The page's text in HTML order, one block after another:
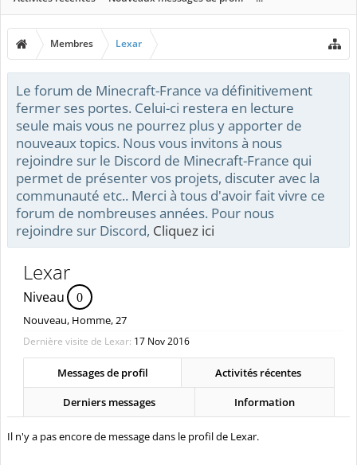
Membres Lexar
Le forum de Minecraft-France va définitivement
fermer ses portes. Celui-ci restera en lecture
seule mais vous ne pourrez plus y apporter de
nouveaux topics. Nous vous invitons à nous
rejoindre sur le Discord de Minecraft-France qui
permet de présenter vos projets, discuter avec la
communauté etc.. Merci à tous d'avoir fait vivre ce
forum de nombreuses années. Pour nous
rejoindre sur Discord, Cliquez ici
Lexar
Niveau 0
Nouveau, Homme, 27
Dernière visite de Lexar: 17 Nov 2016
Messages de profil Activités récentes
Derniers messages Information
Il n'y a pas encore de message dans le profil de Lexar.